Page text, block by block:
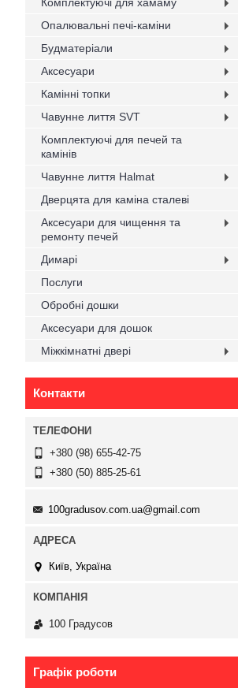
Опалювальні печі-каміни
Будматеріали
Аксесуари
Камінні топки
Чавунне лиття SVT
Комплектуючі для печей та
камінів
Чавунне лиття Halmat
Дверцята для каміна сталеві
Аксесуари для чищення та
ремонту печей
Димарі
Послуги
Обробні дошки
Аксесуари для дошок
Міжкімнатні двері
Контакти
+380 (98) 655-42-75
+380 (50) 885-25-61
100gradusov.com.ua@gmail.com
Київ, Україна
100 Градусов
Графік роботи